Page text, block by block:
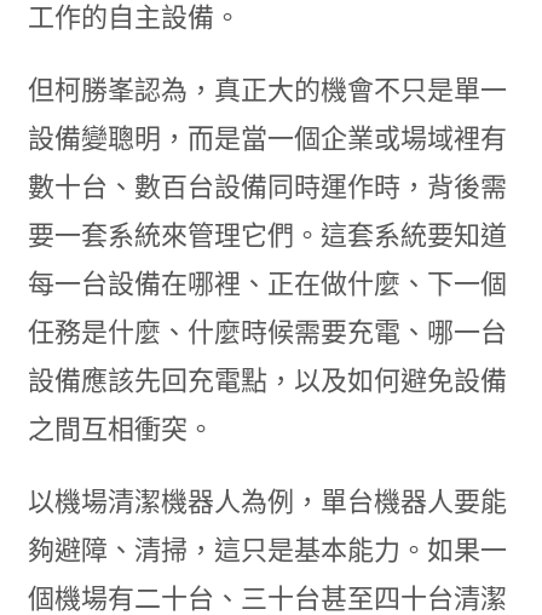
工作的自主設備。
但柯勝峯認為，真正大的機會不只是單一
設備變聰明，而是當一個企業或場域裡有
數十台、數百台設備同時運作時，背後需
要一套系統來管理它們。這套系統要知道
每一台設備在哪裡、正在做什麼、下一個
任務是什麼、什麼時候需要充電、哪一台
設備應該先回充電點，以及如何避免設備
之間互相衝突。
以機場清潔機器人為例，單台機器人要能
夠避障、清掃，這只是基本能力。如果一
個機場有二十台、三十台甚至四十台清潔